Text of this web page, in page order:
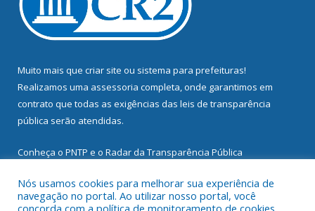
Muito mais que criar site ou sistema para prefeituras!
Realizamos uma assessoria completa, onde garantimos em
contrato que todas as exigências das leis de transparência
pública serão atendidas.
Conheça o PNTP e o Radar da Transparência Pública
Nós usamos cookies para melhorar sua experiência de
navegação no portal. Ao utilizar nosso portal, você
concorda com a política de monitoramento de cookies.